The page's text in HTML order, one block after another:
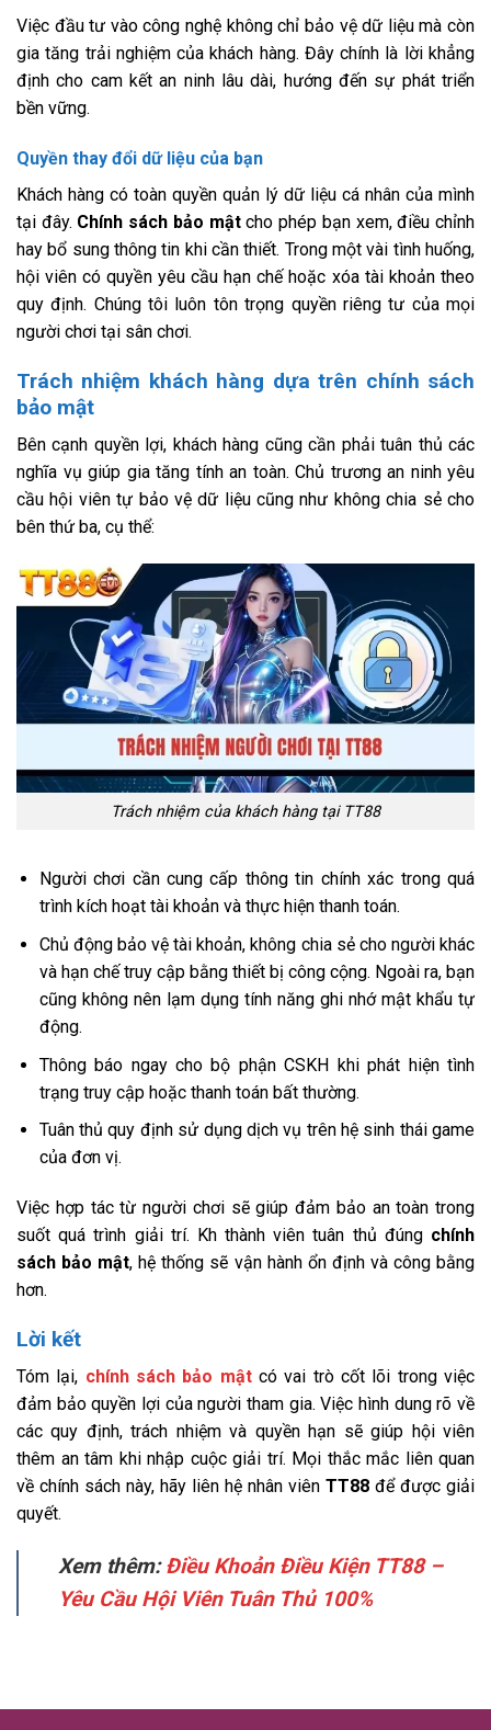
Việc đầu tư vào công nghệ không chỉ bảo vệ dữ liệu mà còn
gia tăng trải nghiệm của khách hàng. Đây chính là lời khẳng
định cho cam kết an ninh lâu dài, hướng đến sự phát triển
bền vững.
Quyền thay đổi dữ liệu của bạn
Khách hàng có toàn quyền quản lý dữ liệu cá nhân của mình
tại đây. Chính sách bảo mậtcho phép bạn xem, điều chỉnh
hay bổ sung thông tin khi cần thiết. Trong một vài tình huống,
hội viên có quyền yêu cầu hạn chế hoặc xóa tài khoản theo
quy định. Chúng tôi luôn tôn trọng quyền riêng tư của mọi
người chơi tại sân chơi.
Trách nhiệm khách hàng dựa trên chính sách
bảo mật
Bên cạnh quyền lợi, khách hàng cũng cần phải tuân thủ các
nghĩa vụ giúp gia tăng tính an toàn. Chủ trương an ninh yêu
cầu hội viên tự bảo vệ dữ liệu cũng như không chia sẻ cho
bên thứ ba, cụ thể:
Trách nhiệm của khách hàng tại TT88
Người chơi cần cung cấp thông tin chính xác trong quá
trình kích hoạt tài khoản và thực hiện thanh toán.
Chủ động bảo vệ tài khoản, không chia sẻ cho người khác
và hạn chế truy cập bằng thiết bị công cộng. Ngoài ra, bạn
cũng không nên lạm dụng tính năng ghi nhớ mật khẩu tự
động.
Thông báo ngay cho bộ phận CSKH khi phát hiện tình
trạng truy cập hoặc thanh toán bất thường.
Tuân thủ quy định sử dụng dịch vụ trên hệ sinh thái game
của đơn vị.
Việc hợp tác từ người chơi sẽ giúp đảm bảo an toàn trong
suốt quá trình giải trí. Kh thành viên tuân thủ đúng chính
sách bảo mật, hệ thống sẽ vận hành ổn định và công bằng
hơn.
Lời kết
Tóm lại, chính sách bảo mậtcó vai trò cốt lõi trong việc
đảm bảo quyền lợi của người tham gia. Việc hình dung rõ về
các quy định, trách nhiệm và quyền hạn sẽ giúp hội viên
thêm an tâm khi nhập cuộc giải trí. Mọi thắc mắc liên quan
về chính sách này, hãy liên hệ nhân viên TT88 để được giải
quyết.
Xem thêm:Điều Khoản Điều Kiện TT88 –
Yêu Cầu Hội Viên Tuân Thủ 100%